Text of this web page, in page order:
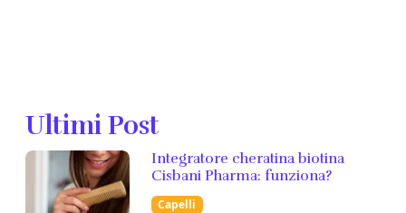
Ultimi Post
Integratore cheratina biotina
Cisbani Pharma: funziona?
Capelli